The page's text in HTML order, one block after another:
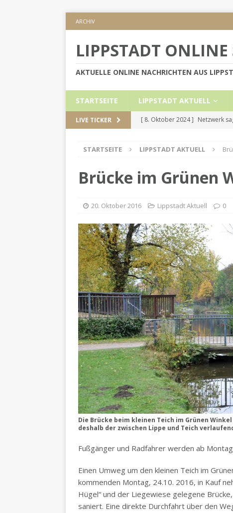
ARCHIV
LIPPSTADT
AKTUELLE ONLINE NACHRICHTEN AUS
STARTSEITE LIPPSTADT AKTUELL
LIVE TICKER [ 8. Oktober 2024 ] Netzwerk
[ 5. September 2024 ]
Höhere
[ 2. September 2024 ]
LIPPSTADT AKTUELL
STARTSEITE LIPPSTADT AKTUELL
Brücke im Grünen
20. Oktober 2016 Lippstadt Aktuell 0
Die Brücke beim kleinen Teich im Grünen
deshalb der zwischen Lippe und Teich
Fußgänger und Radfahrer werden ab
Einen Umweg um den kleinen Teich im
kommenden Montag, 24.10. 2016, in Kauf
Hügel“ und der Liegewiese gelegene
saniert. Eine direkte Durchfahrt über den